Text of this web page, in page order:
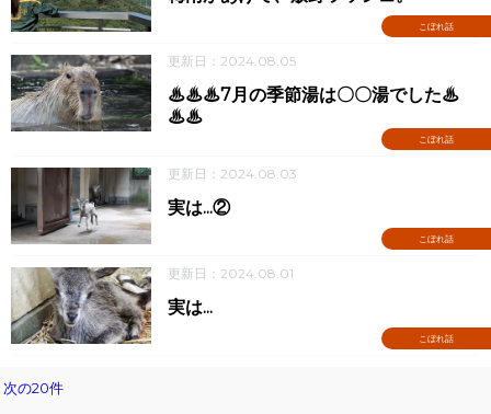
こぼれ話
更新日：2024.08.05
こぼれ話
♨♨♨7月の季節湯は〇〇湯でした♨
♨♨
更新日：2024.08.03
こぼれ話
実は...②
更新日：2024.08.01
こぼれ話
実は...
次の20件